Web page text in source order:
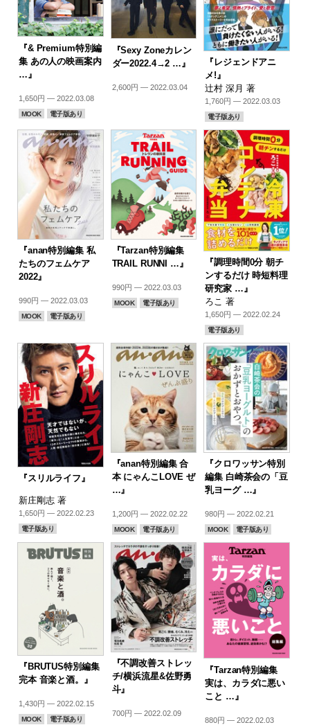
『& Premium特別編
集 あの人の映画案内
…』
1,650円 — 2022.03.08
MOOK 電子版あり
『Sexy Zoneカレン
ダー2022.4→2 …』
2,600円 — 2022.03.04
『レジェンドアニ
メ!』
辻村 深月 著
1,760円 — 2022.03.03
電子版あり
『anan特別編集 私
たちのフェムケア
2022』
990円 — 2022.03.03
MOOK 電子版あり
『Tarzan特別編集
TRAIL RUNNI …』
990円 — 2022.03.03
MOOK 電子版あり
『調理時間0分 朝チ
ンするだけ 時短料理
研究家 …』
ろこ 著
1,650円 — 2022.02.24
電子版あり
『スリルライフ』
新庄剛志 著
1,650円 — 2022.02.23
電子版あり
『anan特別編集 合
本 にゃんこLOVE ぜ
…』
1,200円 — 2022.02.22
MOOK 電子版あり
『クロワッサン特別
編集 白崎茶会の「豆
乳ヨーグ …』
980円 — 2022.02.21
MOOK 電子版あり
『BRUTUS特別編集
完本 音楽と酒。』
1,430円 — 2022.02.15
MOOK 電子版あり
『不調改善ストレッ
チ/横浜流星&佐野勇
斗』
700円 — 2022.02.09
『Tarzan特別編集
実は、カラダに悪い
こと …』
880円 — 2022.02.03